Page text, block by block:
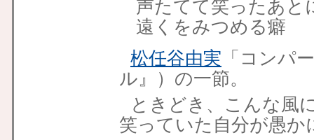
声たてて笑ったあと
遠くをみつめる癖
松任谷由実 「コンパ
ル』）の一節。
ときどき、こんな風
笑っていた自分が愚か